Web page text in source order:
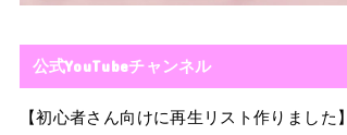
公式YouTubeチャンネル
【初心者さん向けに再生リスト作りました】